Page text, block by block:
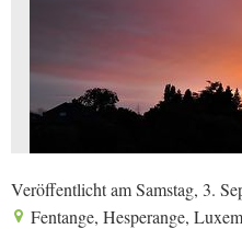
Veröffentlicht am Samstag, 3.
Fentange, Hesperange,